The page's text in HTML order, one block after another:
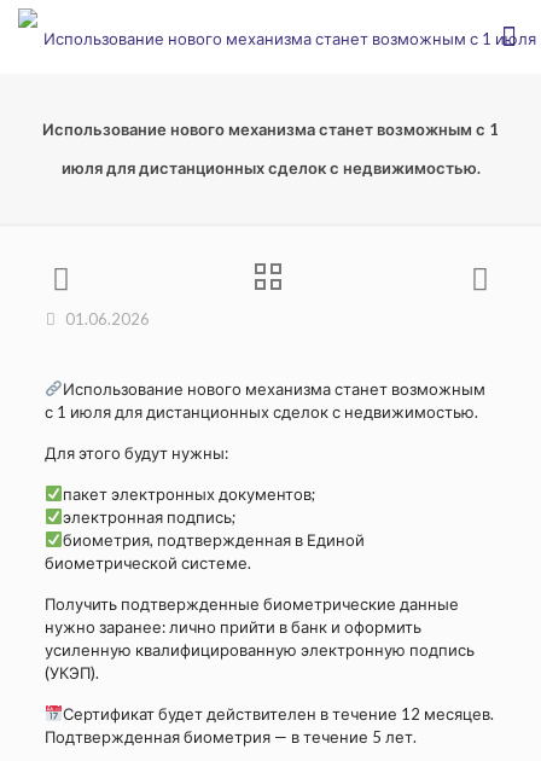
Использование нового механизма станет возможным с 1
июля для дистанционных сделок с недвижимостью.
01.06.2026
Использование нового механизма станет возможным
с 1 июля для дистанционных сделок с недвижимостью.
Для этого будут нужны:
пакет электронных документов;
электронная подпись;
биометрия, подтвержденная в Единой
биометрической системе.
Получить подтвержденные биометрические данные
нужно заранее: лично прийти в банк и оформить
усиленную квалифицированную электронную подпись
(УКЭП).
Сертификат будет действителен в течение 12 месяцев.
Подтвержденная биометрия — в течение 5 лет.